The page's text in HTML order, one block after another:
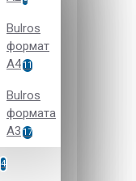
Bulros
формат
A411
Bulros
формата
А3 17
4